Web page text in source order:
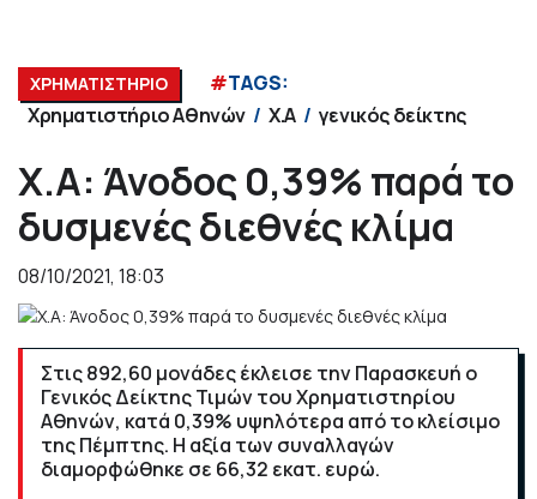
ΧΡΗΜΑΤΙΣΤΗΡΙΟ #TAGS:
Χρηματιστήριο Αθηνών
Χ.Α γενικός δείκτης
Χ.Α: Άνοδος 0,39% παρά το
δυσμενές διεθνές κλίμα
08/10/2021, 18:03
Στις 892,60 μονάδες έκλεισε την Παρασκευή ο
Γενικός Δείκτης Τιμών του Χρηματιστηρίου
Αθηνών, κατά 0,39% υψηλότερα από το κλείσιμο
της Πέμπτης. Η αξία των συναλλαγών
διαμορφώθηκε σε 66,32 εκατ. ευρώ.